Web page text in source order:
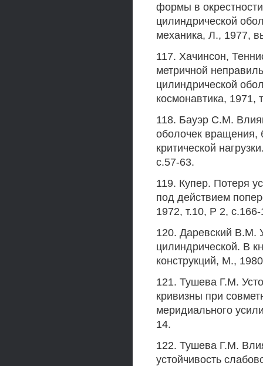
формы в окрестности
цилиндрической
механика, Л., 1977,
117. Хачинсон,
метричной
цилиндрической
космонавтика, 1971,
118. Бауэр С.М.
оболочек вращения,
критической
с.57-63.
119. Купер. Потеря
под действием
1972, т.10, Р 2,
120. Даревский В.М.
цилиндрической. В
конструкций, М.,
121. Тушева Г.М.
кривизны при
меридиального
14.
122. Тушева Г.М.
устойчивость